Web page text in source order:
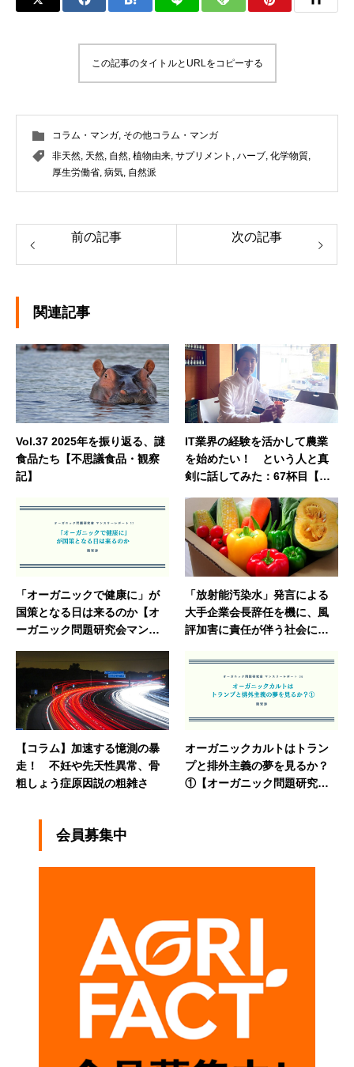
この記事のタイトルとURLをコピーする
コラム・マンガ, その他コラム・マンガ
非天然, 天然, 自然, 植物由来, サプリメント , ハーブ, 化学物質,
厚生労働省, 病気, 自然派
前の記事 次の記事
関連記事
Vol.37 2025年を振り返る、謎
食品たち【不思議食品・観察
記】
IT業界の経験を活かして農業
を始めたい！ という人と真
剣に話してみた：67杯目【渕
「オーガニックで健康に」が
国策となる日は来るのか【オ
ーガニック問題研究会マンス
「放射能汚染水」発言による
大手企業会長辞任を機に、風
評加害に責任が伴う社会に近
樹の“農家BAR Naya”カウンタ
ートーク】
【コラム】加速する憶測の暴
走！ 不妊や先天性異常、骨
粗しょう症原因説の粗雑さ
オーガニックカルトはトラン
プと排外主義の夢を見るか？
①【オーガニック問題研究会
会員募集中